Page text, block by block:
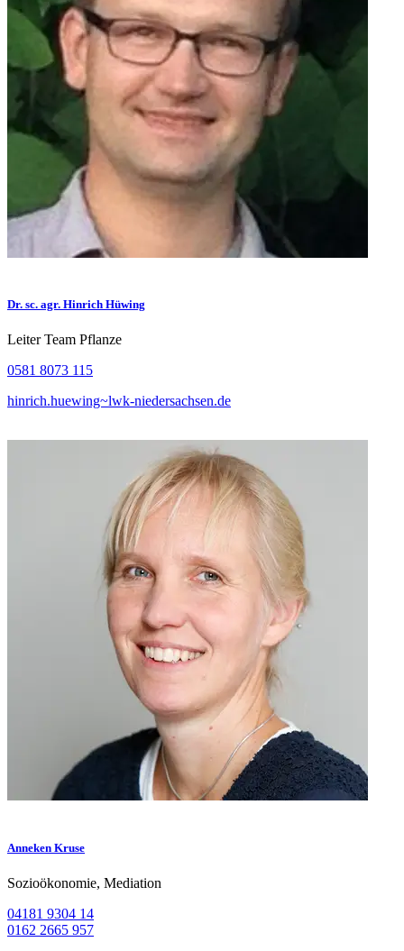
Dr. sc. agr. Hinrich Hüwing
Leiter Team Pflanze
0581 8073 115
hinrich.huewing~lwk-niedersachsen.de
Anneken Kruse
Sozioökonomie, Mediation
04181 9304 14
0162 2665 957